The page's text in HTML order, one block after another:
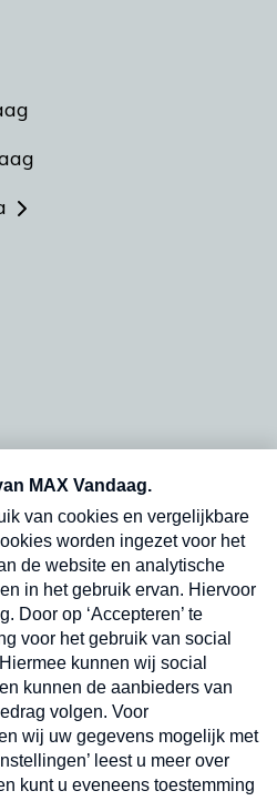
en dinsdagochtend in
Verzend